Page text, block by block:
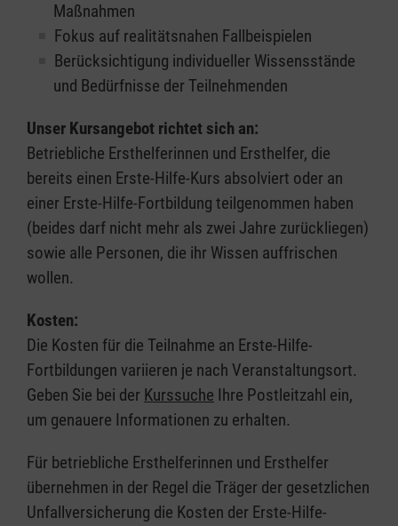
Maßnahmen
Fokus auf realitätsnahen Fallbeispielen
Berücksichtigung individueller Wissensstände
und Bedürfnisse der Teilnehmenden
Unser Kursangebot richtet sich an:
Betriebliche Ersthelferinnen und Ersthelfer, die
bereits einen Erste-Hilfe-Kurs absolviert oder an
einer Erste-Hilfe-Fortbildung teilgenommen haben
(beides darf nicht mehr als zwei Jahre zurückliegen)
sowie alle Personen, die ihr Wissen auffrischen
wollen.
Kosten:
Die Kosten für die Teilnahme an Erste-Hilfe-
Fortbildungen variieren je nach Veranstaltungsort.
Geben Sie bei der Kurssuche Ihre Postleitzahl ein,
um genauere Informationen zu erhalten.
Für betriebliche Ersthelferinnen und Ersthelfer
übernehmen in der Regel die Träger der gesetzlichen
Unfallversicherung die Kosten der Erste-Hilfe-